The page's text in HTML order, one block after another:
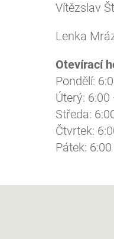
Vítězslav
Lenka
Otevírací
Pondělí:
Úterý:
Středa:
Čtvrtek:
Pátek: